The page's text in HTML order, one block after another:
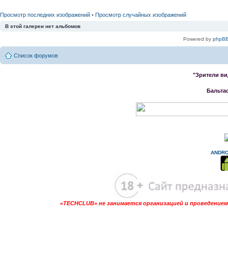
Просмотр последних изображений • Просмотр случайных изображений
В этой галереи нет альбомов
Powered by
Список форумов
"Зрители
«TECHCLUB» не занимается организацией и